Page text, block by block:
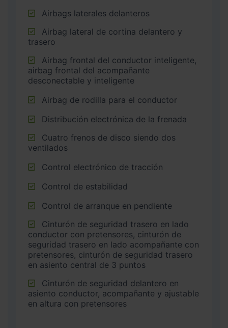
Airbags laterales delanteros
trasero
airbag frontal del acompañante
desconectable y inteligente
Airbag de rodilla para el conductor
Distribución electrónica de la frenada
ventilados
Control electrónico de tracción
Control de estabilidad
Control de arranque en pendiente
conductor con pretensores, cinturón de
seguridad trasero en lado acompañante con
pretensores, cinturón de seguridad trasero
en asiento central de 3 puntos
asiento conductor, acompañante y ajustable
en altura con pretensores